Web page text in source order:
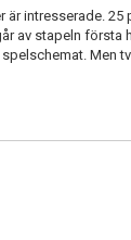
är intresserade. 25
av stapeln första
Men